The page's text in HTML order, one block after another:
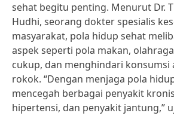
sehat begitu penting. Menurut Dr.
Hudhi, seorang dokter spesialis
masyarakat, pola hidup sehat
aspek seperti pola makan,
cukup, dan menghindari konsumsi
rokok. “Dengan menjaga pola
mencegah berbagai penyakit
hipertensi, dan penyakit jantung,”